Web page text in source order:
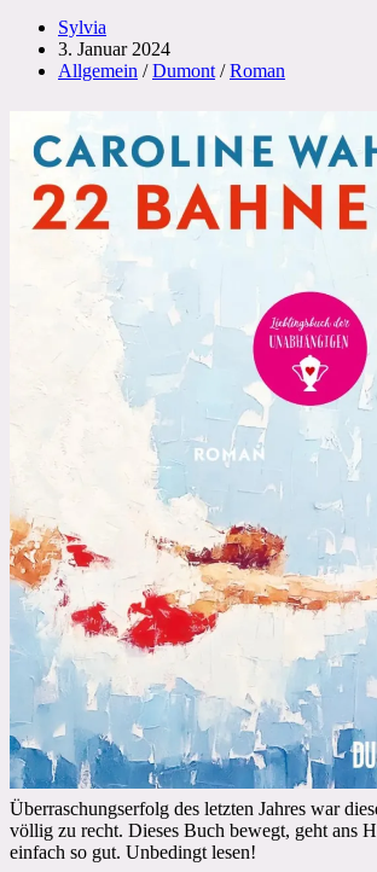
Beitrags-
Autor:
Sylvia
Beitrag
veröffentlicht:
3. Januar 2024
Beitrags-
Allgemein / Dumont / Roman
Überraschungserfolg des letzten Jahres war
völlig zu recht. Dieses Buch bewegt, geht ans
einfach so gut. Unbedingt lesen!